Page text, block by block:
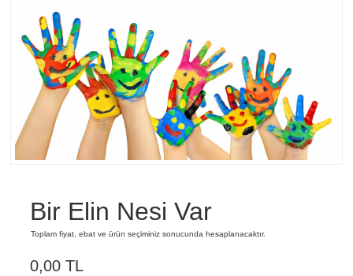
Bir Elin Nesi Var
Toplam fiyat, ebat ve ürün seçiminiz sonucunda hesaplanacaktır.
0,00 TL